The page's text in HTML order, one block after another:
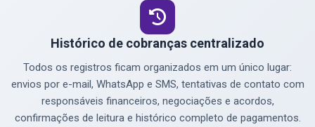
Histórico de cobranças centralizado
Todos os registros ficam organizados em um único lugar:
envios por e-mail, WhatsApp e SMS, tentativas de contato com
responsáveis financeiros, negociações e acordos,
confirmações de leitura e histórico completo de pagamentos.